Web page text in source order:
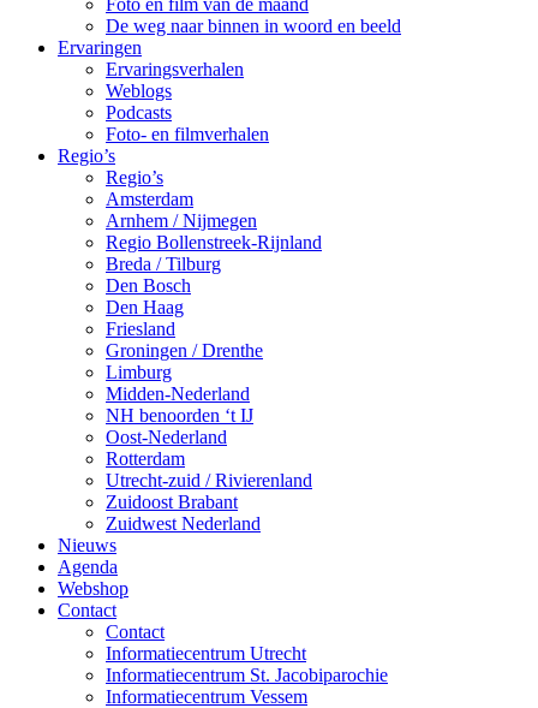
Foto en film van de maand
De weg naar binnen in woord en beeld
Ervaringen
Ervaringsverhalen
Weblogs
Podcasts
Foto- en filmverhalen
Regio’s
Regio’s
Amsterdam
Arnhem / Nijmegen
Regio Bollenstreek-Rijnland
Breda / Tilburg
Den Bosch
Den Haag
Friesland
Groningen / Drenthe
Limburg
Midden-Nederland
NH benoorden ‘t IJ
Oost-Nederland
Rotterdam
Utrecht-zuid / Rivierenland
Zuidoost Brabant
Zuidwest Nederland
Nieuws
Agenda
Webshop
Contact
Contact
Informatiecentrum Utrecht
Informatiecentrum St. Jacobiparochie
Informatiecentrum Vessem